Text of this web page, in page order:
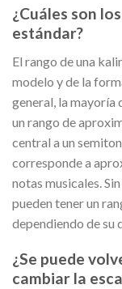
¿Cuáles son
estándar?
El rango de una
modelo y de la
general, la mayoría
un rango de
central a un
corresponde a
notas musicales.
pueden tener un
dependiendo de su
¿Se puede
cambiar la